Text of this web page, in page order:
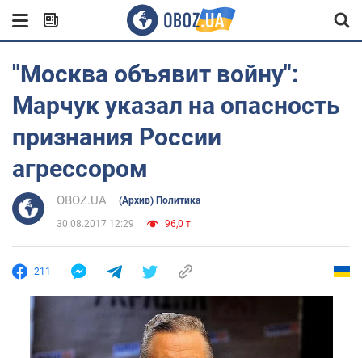
"Москва объявит войну":
Марчук указал на опасность
признания России
агрессором
OBOZ.UA (Архив) Политика
30.08.2017 12:29 96,0 т.
211